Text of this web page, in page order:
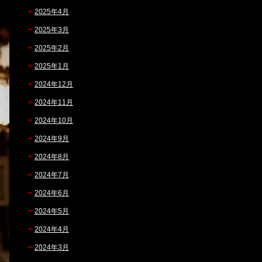
2025年4月
2025年3月
2025年2月
2025年1月
2024年12月
2024年11月
2024年10月
2024年9月
2024年8月
2024年7月
2024年6月
2024年5月
2024年4月
2024年3月